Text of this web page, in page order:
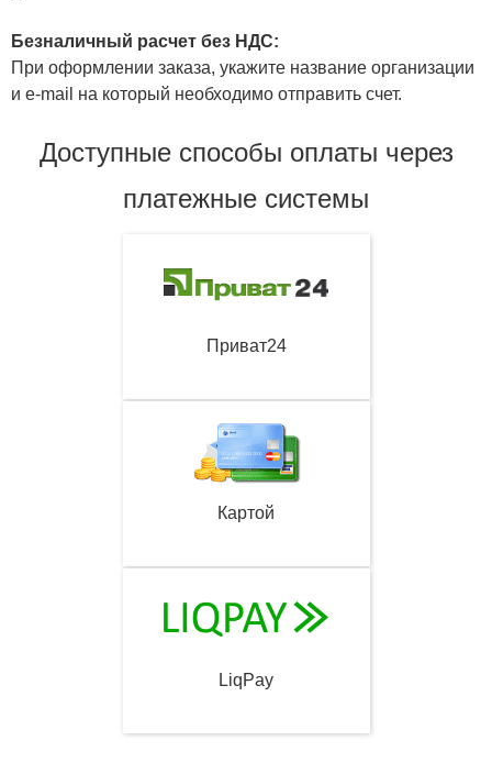
Безналичный расчет без НДС:
При оформлении заказа, укажите название организации
и e-mail на который необходимо отправить счет.
Доступные способы оплаты через
платежные системы
Приват24
Картой
LiqPay